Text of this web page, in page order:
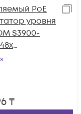
PoE
уровня
S3900-
₸